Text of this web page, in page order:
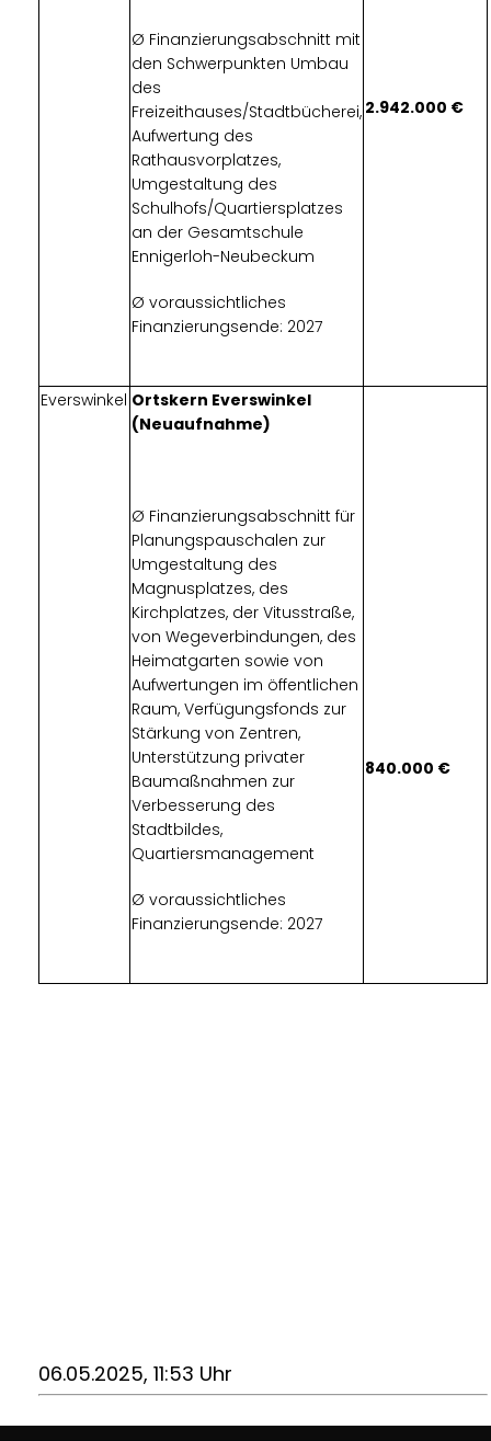
Ø Finanzierungsabschnitt mit
den Schwerpunkten Umbau
des
Freizeithauses/Stadtbücherei,
Aufwertung des
Rathausvorplatzes,
Umgestaltung des
Schulhofs/Quartiersplatzes
an der Gesamtschule
Ennigerloh-Neubeckum
Ø voraussichtliches
Finanzierungsende: 2027
2.942.000
Everswinkel Ortskern Everswinkel
(Neuaufnahme)
Ø Finanzierungsabschnitt für
Planungspauschalen zur
Umgestaltung des
Magnusplatzes, des
Kirchplatzes, der Vitusstraße,
von Wegeverbindungen, des
Heimatgarten sowie von
Aufwertungen im öffentlichen
Raum, Verfügungsfonds zur
Stärkung von Zentren,
Unterstützung privater
Baumaßnahmen zur
Verbesserung des
Stadtbildes,
Quartiersmanagement
Ø voraussichtliches
Finanzierungsende: 2027
840.000
06.05.2025, 11:53 Uhr